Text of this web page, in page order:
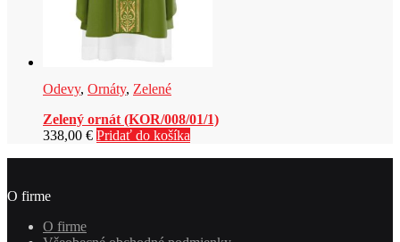
Odevy, Ornáty, Zelené
Zelený ornát (KOR/008/01/1)
338,00 € Pridať do košíka
O firme
O firme